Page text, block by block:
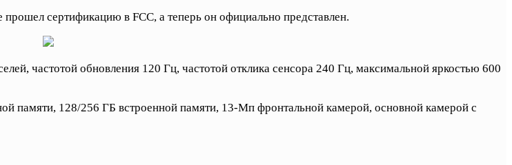
сертификацию в FCC, а теперь он официально представлен.
частотой обновления 120 Гц, частотой отклика сенсора 240 Гц, максимальной яркостью 600
памяти, 128/256 ГБ встроенной памяти, 13-Мп фронтальной камерой, основной камерой с